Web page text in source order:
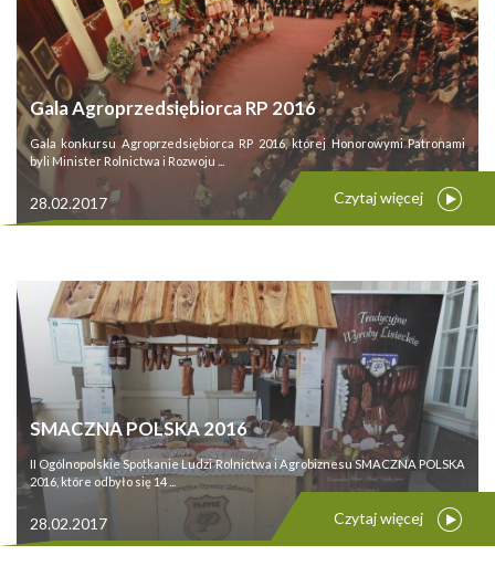
Gala Agroprzedsiębiorca RP 2016
Gala konkursu Agroprzedsiębiorca RP 2016, której Honorowymi Patronami
byli Minister Rolnictwa i Rozwoju ...
28.02.2017 Czytaj więcej
SMACZNA POLSKA 2016
II Ogólnopolskie Spotkanie Ludzi Rolnictwa i Agrobiznesu SMACZNA POLSKA
2016, które odbyło się 14 ...
28.02.2017 Czytaj więcej